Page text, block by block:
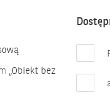
„Obiekt bez